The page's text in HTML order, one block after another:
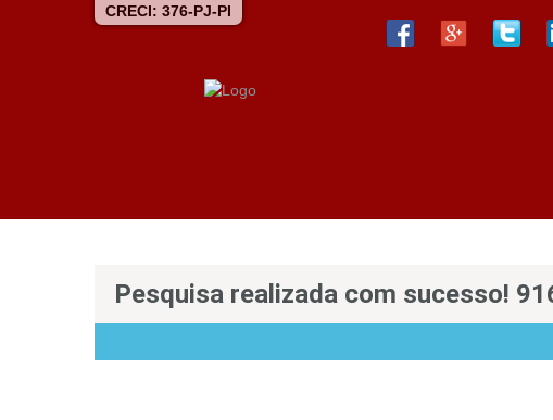
CRECI: 376-PJ-PI
Pesquisa realizada com sucesso!